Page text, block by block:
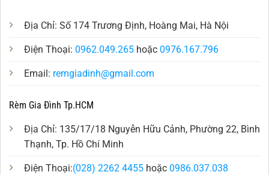
Địa Chỉ: Số 174 Trương Định, Hoàng Mai, Hà Nội
Điện Thoại: 0962.049.265 hoặc 0976.167.796
Email: remgiadinh@gmail.com
Rèm Gia Đình Tp.HCM
Địa Chỉ: 135/17/18 Nguyễn Hữu Cảnh, Phường 22, Bình
Thạnh, Tp. Hồ Chí Minh
Điện Thoại:(028) 2262 4455 hoặc 0986.037.038